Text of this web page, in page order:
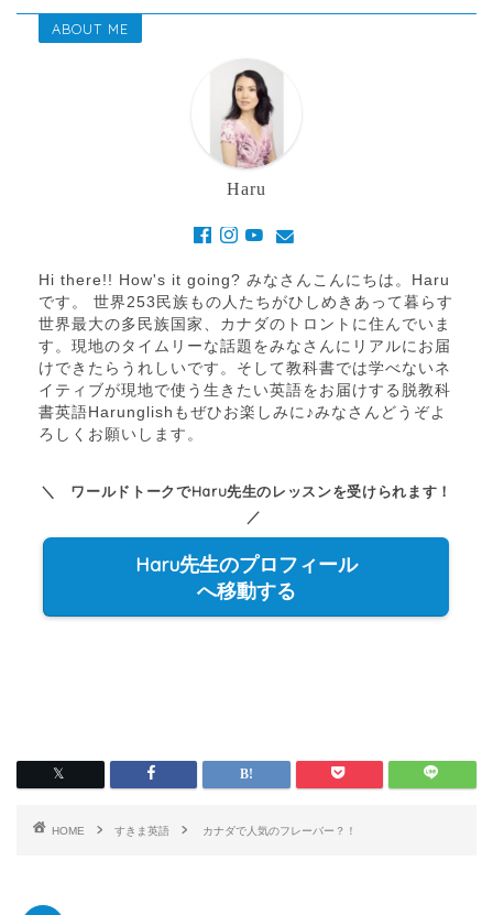
ABOUT ME
Haru
Hi there!! How's it going? みなさんこんにちは。Haru
です。 世界253民族もの人たちがひしめきあって暮らす
世界最大の多民族国家、カナダのトロントに住んでいま
す。現地のタイムリーな話題をみなさんにリアルにお届
けできたらうれしいです。そして教科書では学べないネ
イティブが現地で使う生きたい英語をお届けする脱教科
書英語Harunglishもぜひお楽しみに♪みなさんどうぞよ
ろしくお願いします。
＼ ワールドトークでHaru先生のレッスンを受けられます！
／
Haru先生のプロフィール
へ移動する
HOME すきま英語 カナダで人気のフレーバー？！